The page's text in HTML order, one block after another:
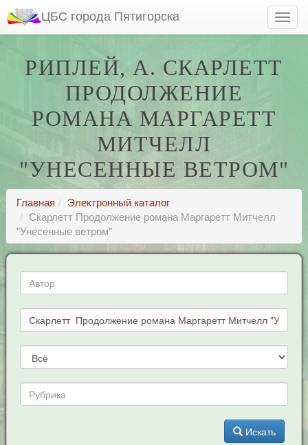
ЦБС города Пятигорска
РИПЛЕЙ, А. СКАРЛЕТТ
ПРОДОЛЖЕНИЕ
РОМАНА МАРГАРЕТТ
МИТЧЕЛЛ
"УНЕСЕННЫЕ ВЕТРОМ"
Главная
Электронный каталог
Скарлетт Продолжение романа Маргаретт Митчелл
"Унесенные ветром"
Искать